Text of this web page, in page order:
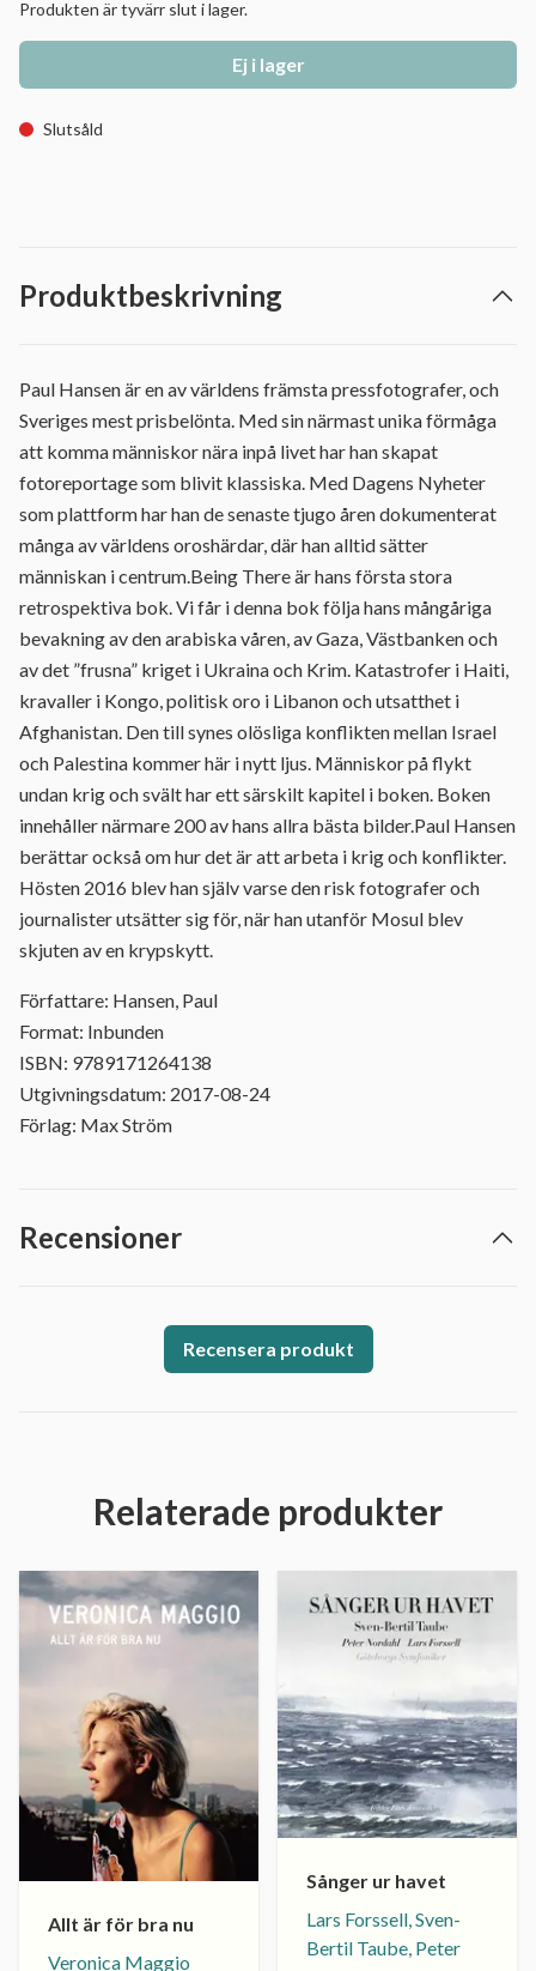
Produkten är tyvärr slut i lager.
Ej i lager
Slutsåld
Produktbeskrivning
Paul Hansen är en av världens främsta pressfotografer, och
Sveriges mest prisbelönta. Med sin närmast unika förmåga
att komma människor nära inpå livet har han skapat
fotoreportage som blivit klassiska. Med Dagens Nyheter
som plattform har han de senaste tjugo åren dokumenterat
många av världens oroshärdar, där han alltid sätter
människan i centrum.Being There är hans första stora
retrospektiva bok. Vi får i denna bok följa hans mångåriga
bevakning av den arabiska våren, av Gaza, Västbanken och
av det ”frusna” kriget i Ukraina och Krim. Katastrofer i Haiti,
kravaller i Kongo, politisk oro i Libanon och utsatthet i
Afghanistan. Den till synes olösliga konflikten mellan Israel
och Palestina kommer här i nytt ljus. Människor på flykt
undan krig och svält har ett särskilt kapitel i boken. Boken
innehåller närmare 200 av hans allra bästa bilder.Paul Hansen
berättar också om hur det är att arbeta i krig och konflikter.
Hösten 2016 blev han själv varse den risk fotografer och
journalister utsätter sig för, när han utanför Mosul blev
skjuten av en krypskytt.
Författare: Hansen, Paul
Format: Inbunden
ISBN: 9789171264138
Utgivningsdatum: 2017-08-24
Förlag: Max Ström
Recensioner
Recensera produkt
Relaterade produkter
Allt är för bra nu
Veronica Maggio
Sånger ur havet
Lars Forssell, Sven-
Bertil Taube, Peter